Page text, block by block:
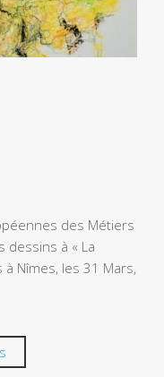
des Métiers
dessins à « La
Nîmes, les 31 Mars,